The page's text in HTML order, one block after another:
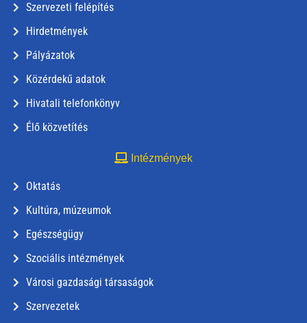
Szervezeti felépítés
Hirdetmények
Pályázatok
Közérdekű adatok
Hivatali telefonkönyv
Élő közvetítés
Intézmények
Oktatás
Kultúra, múzeumok
Egészségügy
Szociális intézmények
Városi gazdasági társaságok
Szervezetek